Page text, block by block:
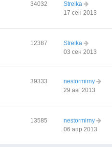
34032
Strelka
17 сен 2013
12387
Strelka
03 сен 2013
39333
nestormirny
29 авг 2013
13585
nestormirny
06 апр 2013